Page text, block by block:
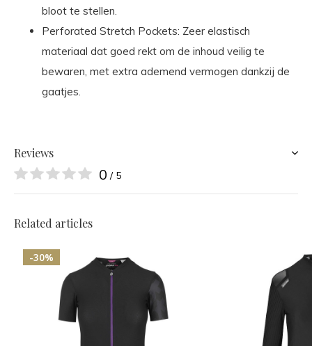
bloot te stellen.
Perforated Stretch Pockets: Zeer elastisch
materiaal dat goed rekt om de inhoud veilig te
bewaren, met extra ademend vermogen dankzij de
gaatjes.
Reviews
0 / 5
Related articles
-30%